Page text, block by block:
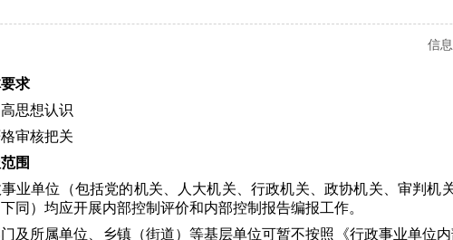
信
求
高思想认识
格审核把关
围
业单位（包括党的机关、人大机关、行政机关、政协机关、审判机
同）均应开展内部控制评价和内部控制报告编报工作。
及所属单位、乡镇（街道）等基层单位可暂不按照《行政事业单位